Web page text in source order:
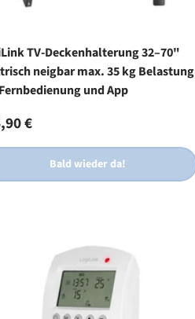
TV-Deckenhalterung 32–70"
neigbar max. 35 kg Belastung
und App
Preis
€
Bald wieder da!